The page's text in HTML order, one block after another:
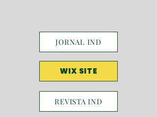
JORNAL IND
WIX SITE
REVISTA IND